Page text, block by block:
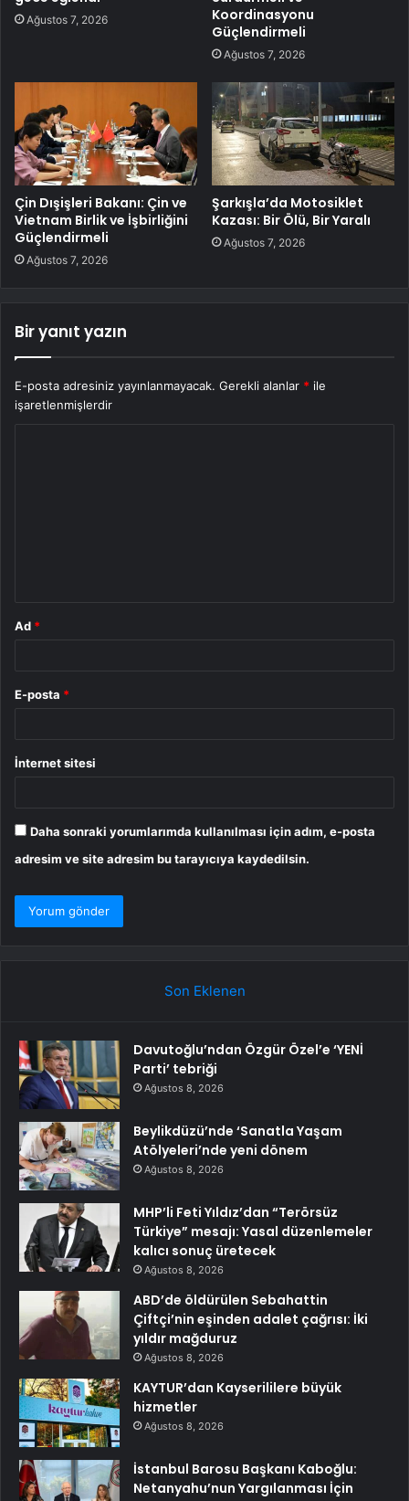
Ağustos 7, 2026
Koordinasyonu
Güçlendirmeli
Ağustos 7, 2026
Çin Dışişleri Bakanı: Çin ve
Vietnam Birlik ve İşbirliğini
Güçlendirmeli
Ağustos 7, 2026
Şarkışla’da Motosiklet
Kazası: Bir Ölü, Bir Yaralı
Ağustos 7, 2026
Bir yanıt yazın
E-posta adresiniz yayınlanmayacak. Gerekli alanlar * ile
işaretlenmişlerdir
Ad *
E-posta *
İnternet sitesi
Daha sonraki yorumlarımda kullanılması için adım, e-posta
adresim ve site adresim bu tarayıcıya kaydedilsin.
Son Eklenen
Davutoğlu’ndan Özgür Özel’e ‘YENİ
Parti’ tebriği
Ağustos 8, 2026
Beylikdüzü’nde ‘Sanatla Yaşam
Atölyeleri’nde yeni dönem
Ağustos 8, 2026
MHP’li Feti Yıldız’dan “Terörsüz
Türkiye” mesajı: Yasal düzenlemeler
kalıcı sonuç üretecek
Ağustos 8, 2026
ABD’de öldürülen Sebahattin
Çiftçi’nin eşinden adalet çağrısı: İki
yıldır mağduruz
Ağustos 8, 2026
KAYTUR’dan Kayserililere büyük
hizmetler
Ağustos 8, 2026
İstanbul Barosu Başkanı Kaboğlu:
Netanyahu’nun Yargılanması İçin